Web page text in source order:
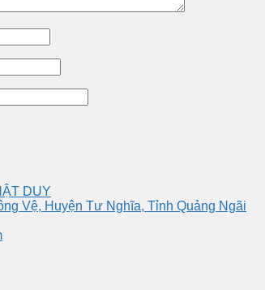
DUY
Vệ, Huyện Tư Nghĩa, Tỉnh Quảng Ngãi